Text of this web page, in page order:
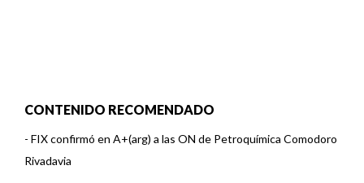
CONTENIDO RECOMENDADO
- FIX confirmó en A+(arg) a las ON de Petroquímica Comodoro
Rivadavia